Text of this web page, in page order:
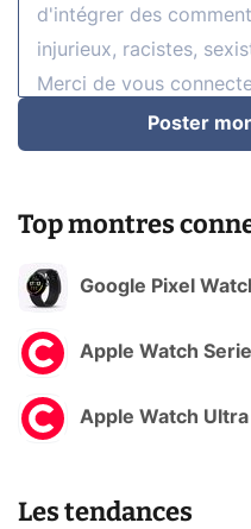
Poster
Top montres
Google Pixel
Apple Watch
Apple Watch
Les tendances